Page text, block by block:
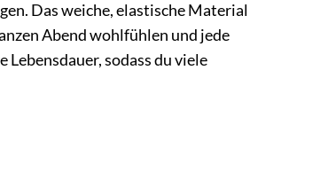
Das weiche, elastische Material
Abend wohlfühlen und jede
sodass du viele